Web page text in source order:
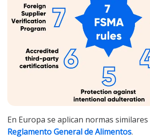
En Europa se aplican normas
Reglamento General de Alimentos.